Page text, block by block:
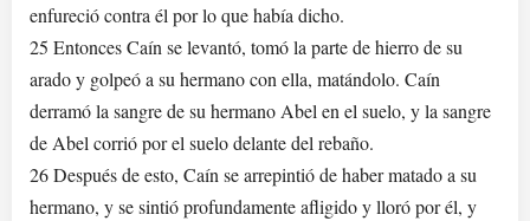
enfureció contra él por lo que había dicho.
25 Entonces Caín se levantó, tomó la parte de hierro de su
arado y golpeó a su hermano con ella, matándolo. Caín
derramó la sangre de su hermano Abel en el suelo, y la sangre
de Abel corrió por el suelo delante del rebaño.
26 Después de esto, Caín se arrepintió de haber matado a su
hermano, y se sintió profundamente afligido y lloró por él, y